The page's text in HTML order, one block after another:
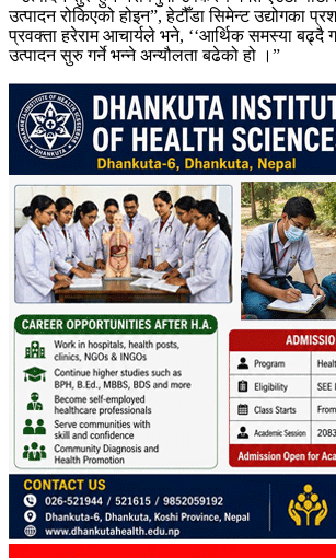
उत्पादन रोकिएको होइन”, हेटौँडा सिमेन्ट उद्योगका
प्रवक्ता हरेराम आचार्यले भने, ‘‘आर्थिक समस्या
उत्पादन सुरु गर्ने भन्ने अन्यौलता बढेको हो ।”